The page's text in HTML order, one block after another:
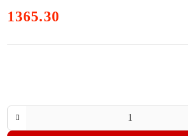
cena:
1365.30